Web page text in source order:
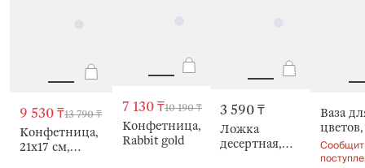
9 530 ₸13 790 ₸
Конфетница,
21х17 см,
7 130 ₸10 190 ₸
Конфетница,
Rabbit gold
3 590 ₸
Ложка
десертная,
Ваза